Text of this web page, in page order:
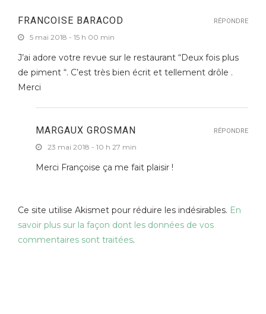
FRANCOISE BARACOD
5 mai 2018 - 15 h 00 min
J’ai adore votre revue sur le restaurant “Deux fois plus
de piment “. C’est très bien écrit et tellement drôle .
Merci
RÉPONDRE
MARGAUX GROSMAN
23 mai 2018 - 10 h 27 min
Merci Françoise ça me fait plaisir !
RÉPONDRE
Ce site utilise Akismet pour réduire les indésirables. En
savoir plus sur la façon dont les données de vos
commentaires sont traitées.